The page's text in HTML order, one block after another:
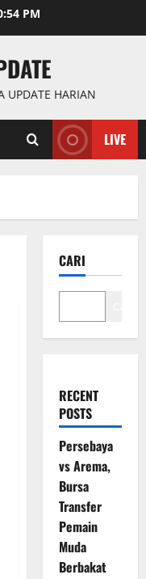
PM
UPDATE HARIAN
LIVE
CARI
RECENT
POSTS
Persebaya
vs Arema,
Bursa
Transfer
Pemain
Muda
Berbakat